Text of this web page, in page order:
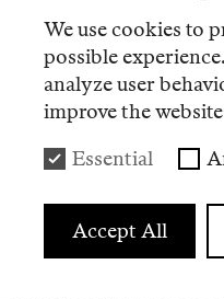
dieses heißen
stärksten
neben seiner
und Infrastruktur
Energiekrise
noch Wochen dauern
unwahrscheinlich,
We use cookies to
possible
analyze user
improve the
Essential
Accept All